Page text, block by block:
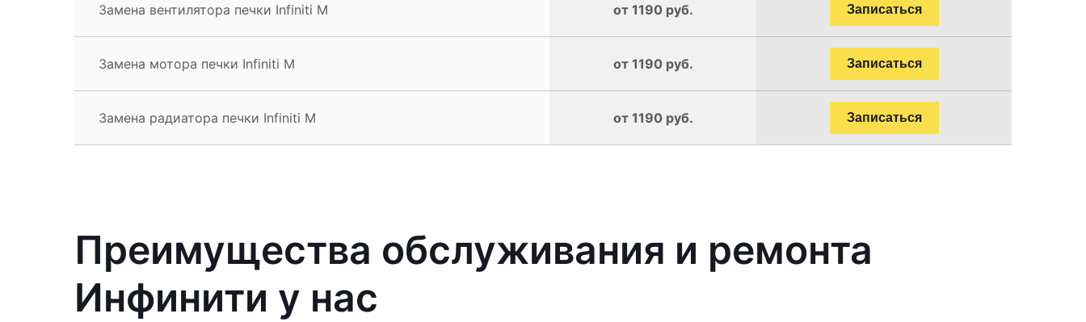
Замена вентилятора печки Infiniti M от 1190 руб. Записаться
Замена мотора печки Infiniti M от 1190 руб. Записаться
Замена радиатора печки Infiniti M от 1190 руб. Записаться
Преимущества обслуживания и ремонта
Инфинити у нас